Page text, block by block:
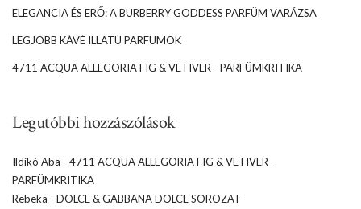
ELEGANCIA ÉS ERŐ: A BURBERRY GODDESS PARFÜM VARÁZSA
LEGJOBB KÁVÉ ILLATÚ PARFÜMÖK
4711 ACQUA ALLEGORIA FIG & VETIVER - PARFÜMKRITIKA
Legutóbbi hozzászólások
Ildikó Aba - 4711 ACQUA ALLEGORIA FIG & VETIVER –
PARFÜMKRITIKA
Rebeka - DOLCE & GABBANA DOLCE SOROZAT